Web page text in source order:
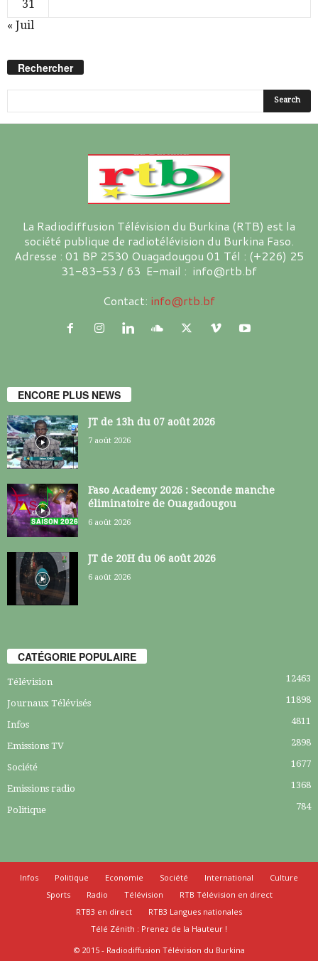
31
« Juil
Rechercher
La Radiodiffusion Télévision du Burkina (RTB) est la
société publique de radiotélévision du Burkina Faso.
Adresse : 01 BP 2530 Ouagadougou 01 Tél : (+226) 25
31-83-53 / 63 E-mail : info@rtb.bf
Contact: info@rtb.bf
ENCORE PLUS NEWS
JT de 13h du 07 août 2026
7 août 2026
Faso Academy 2026 : Seconde manche
éliminatoire de Ouagadougou
6 août 2026
JT de 20H du 06 août 2026
6 août 2026
CATÉGORIE POPULAIRE
Télévision 12463
Journaux Télévisés 11898
Infos 4811
Emissions TV 2898
Société 1677
Emissions radio 1368
Politique 784
Infos Politique Economie Société International
Culture
Sports
Radio Télévision
RTB Télévision en direct
RTB3 en direct
RTB3 Langues nationales
Télé Zénith : Prenez de la Hauteur !
© 2015 - Radiodiffusion Télévision du Burkina